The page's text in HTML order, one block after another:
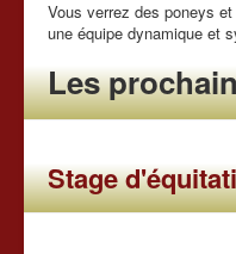
Vous verrez des poneys
une équipe dynamique et
Les
Stage